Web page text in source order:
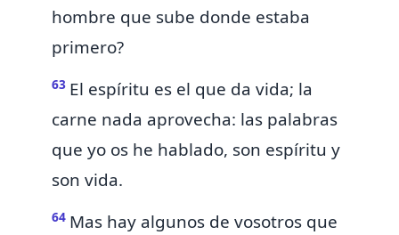
hombre que sube donde estaba
primero?
63 El espíritu es el que da vida; la
carne nada aprovecha: las palabras
que yo os he hablado, son espíritu y
son vida.
64 Mas hay algunos de vosotros que